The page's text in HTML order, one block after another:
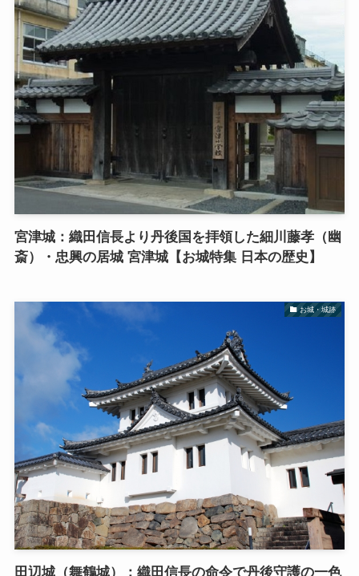
宮津城：織田信長より丹後国を拝領した細川藤孝（幽
斎）・忠興の居城 宮津城【お城特集 日本の歴史】
お城・城跡
田辺城（舞鶴城）：織田信長の命令で丹後守護の一色